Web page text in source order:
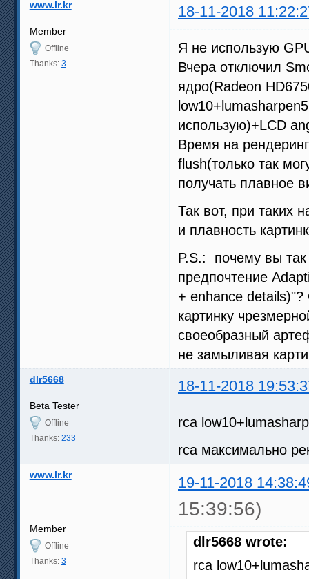
www.lr.kr 18-11-2018
Member
Offline
Thanks: 3
Я не использую
Вчера отключил
ядро(Radeon
использую)+LCD
Время на
flush(только так
получать плавное
Так вот, при таких
и плавность
P.S.: почему вы
предпочтение
+ enhance
картинку
своеобразный
не замыливая
dlr5668 18-11-2018
Beta Tester
Offline
Thanks: 233
rca
rca максимально
www.lr.kr 19-11-2018
15:39:56)
Member
Offline
Thanks: 3
dlr5668 wrote:
rca